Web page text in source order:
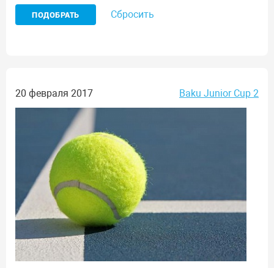
Сбросить
20 февраля 2017 Baku Junior Cup 2